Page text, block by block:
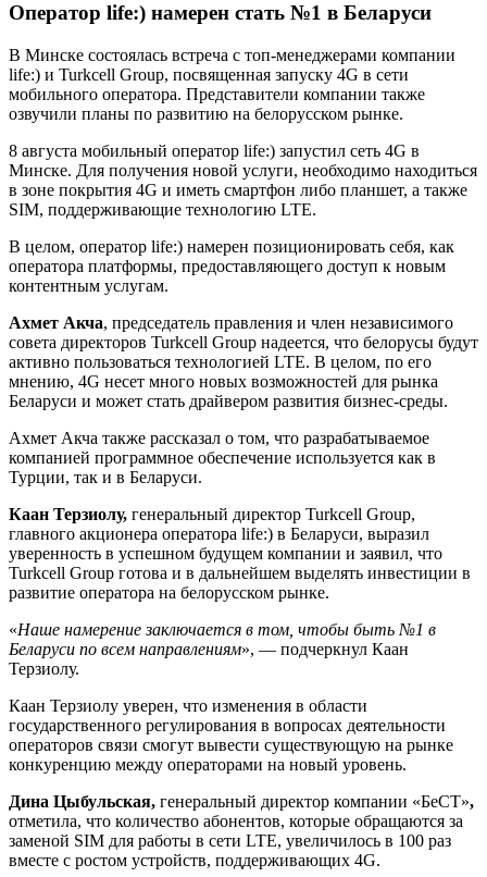
Оператор life:) намерен стать №1 в Беларуси
В Минске состоялась встреча с топ-менеджерами компании
life:) и Turkcell Group, посвященная запуску 4G в сети
мобильного оператора. Представители компании также
озвучили планы по развитию на белорусском рынке.
8 августа мобильный оператор life:) запустил сеть 4G в
Минске. Для получения новой услуги, необходимо находиться
в зоне покрытия 4G и иметь смартфон либо планшет, а также
SIM, поддерживающие технологию LTE.
В целом, оператор life:) намерен позиционировать себя, как
оператора платформы, предоставляющего доступ к новым
контентным услугам.
Ахмет Акча, председатель правления и член независимого
совета директоров Turkcell Group надеется, что белорусы будут
активно пользоваться технологией LTE. В целом, по его
мнению, 4G несет много новых возможностей для рынка
Беларуси и может стать драйвером развития бизнес-среды.
Ахмет Акча также рассказал о том, что разрабатываемое
компанией программное обеспечение используется как в
Турции, так и в Беларуси.
Каан Терзиолу, генеральный директор Turkcell Group,
главного акционера оператора life:) в Беларуси, выразил
уверенность в успешном будущем компании и заявил, что
Turkcell Group готова и в дальнейшем выделять инвестиции в
развитие оператора на белорусском рынке.
«Наше намерение заключается в том, чтобы быть №1 в
Беларуси по всем направлениям», — подчеркнул Каан
Терзиолу.
Каан Терзиолу уверен, что изменения в области
государственного регулирования в вопросах деятельности
операторов связи смогут вывести существующую на рынке
конкуренцию между операторами на новый уровень.
Дина Цыбульская, генеральный директор компании «БеСТ»,
отметила, что количество абонентов, которые обращаются за
заменой SIM для работы в сети LTE, увеличилось в 100 раз
вместе с ростом устройств, поддерживающих 4G.